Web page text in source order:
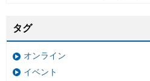
タグ
オンライン
イベント